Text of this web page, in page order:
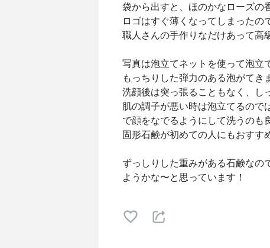
袋から出すと、ほのかなローズの
ロゴはすぐ薄くなってしまったの
職人さんの手作りなだけあって高
写真は泡立てネットを使って泡立
もっちりした弾力のある泡がてき
洗顔後は突っ張ることもなく、し
肌の調子が悪い時は泡立てるので
で顔をなでるようにして洗うのも
固形石鹸が初めての人にもおすす
ずっしりした重みがある石鹸なの
ようかな〜と思っています！